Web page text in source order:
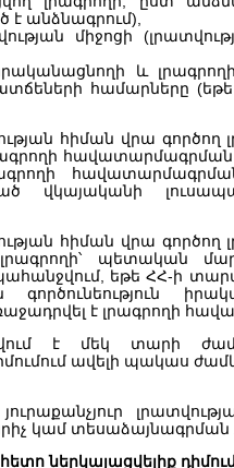
է անձնագրում),
միջոցի
և
համարները
հիման վրա գործող
վկայականի
հիման վրա գործող
լրագրողի՝ պետական
եթե ՀՀ-ի
է լրագրողի
է մեկ տարի
ավելի պակաս
կամ
ներկայացվելիք